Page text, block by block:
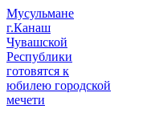
Мусульмане
г.Канаш
Чувашской
Республики
готовятся к
юбилею городской
мечети